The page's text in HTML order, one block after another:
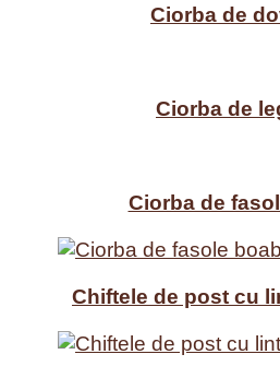
Ciorba de
Ciorba de
Ciorba de
Chiftele de post cu